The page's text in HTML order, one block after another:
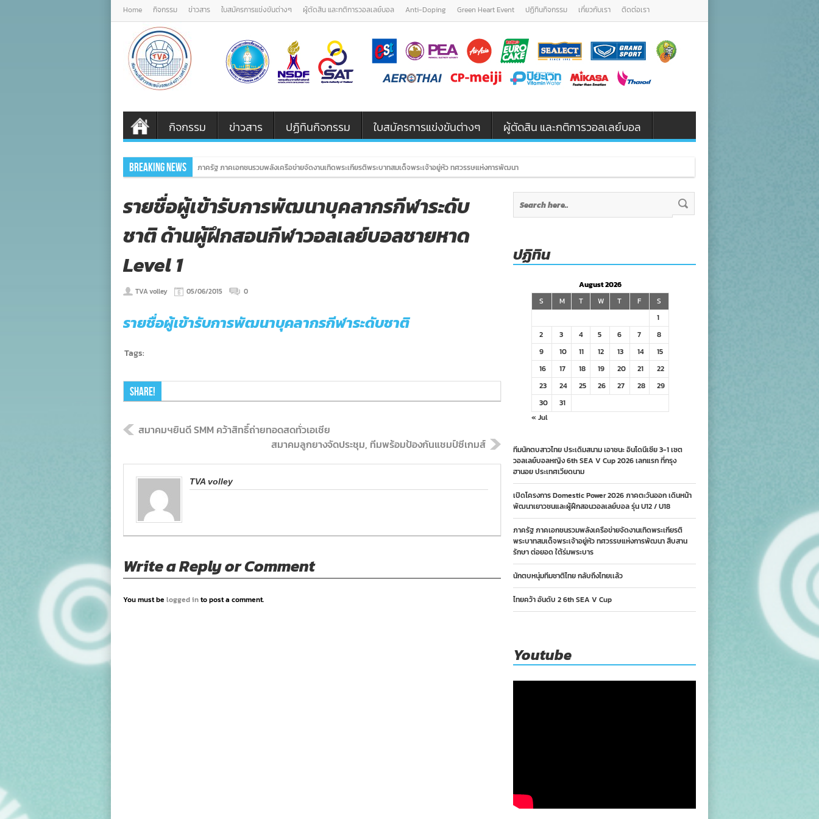
Home กิจกรรม ข่าวสาร ใบสมัครการแข่งขันต่างๆ ผู้ตัดสิน และกติการวอลเลย์บอล Anti-Doping Green Heart Event ปฏิทินกิจกรรม เกี่ยวกับเรา ติดต่อเรา
กิจกรรม ข่าวสาร ปฏิทินกิจกรรม ใบสมัครการแข่งขันต่างๆ ผู้ตัดสิน และกติการวอลเลย์บอล
Breaking News ภาครัฐ ภาคเอกชนรวมพลังเครือข่ายจัดงานเทิดพระเกียรติพระบาทสมเด็จพระเจ้าอยู่หัว ทศวรรษแห่งการพัฒนา สืบสาน รักษา ต่อยอด ใต้ร่มพระบา
รายชื่อผู้เข้ารับการพัฒนาบุคลากรกีฬาระดับ
ชาติ ด้านผู้ฝึกสอนกีฬาวอลเลย์บอลชายหาด
Level 1
TVA volley 05/06/2015 0
รายชื่อผู้เข้ารับการพัฒนาบุคลากรกีฬาระดับชาติ
Tags:
Share!
สมาคมฯยินดี SMM คว้าสิทธิ์ถ่ายทอดสดทั่วเอเชีย
สมาคมลูกยางจัดประชุม, ทีมพร้อมป้องกันแชมป์ซีเกมส์
TVA volley
Write a Reply or Comment
You must be logged into post a comment.
ปฏิทิน
August 2026
S
M T W T F
S
1
2
3 4 5 6 7
8
9
10 11 12 13 14
15
16
17 18 19 20 21
22
23
24 25 26 27 28
29
30
31
« Jul
ทีมนักตบสาวไทย ประเดิมสนาม เอาชนะ อินโดนีเซีย 3-1 เซต
วอลเลย์บอลหญิง 6th SEA V Cup 2026 เลกแรก ที่กรุง
ฮานอย ประเทศเวียดนาม
เปิดโครงการ Domestic Power 2026 ภาคตะวันออก เดินหน้า
พัฒนาเยาวชนและผู้ฝึกสอนวอลเลย์บอล รุ่น U12 / U18
ภาครัฐ ภาคเอกชนรวมพลังเครือข่ายจัดงานเทิดพระเกียรติ
พระบาทสมเด็จพระเจ้าอยู่หัว ทศวรรษแห่งการพัฒนา สืบสาน
รักษา ต่อยอด ใต้ร่มพระบาร
นักตบหนุ่มทีมชาติไทย กลับถึงไทยเเล้ว
ไทยคว้า อันดับ 2 6th SEA V Cup
Youtube